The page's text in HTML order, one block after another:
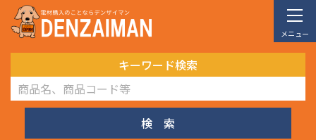
メニュー
キーワード検索
検 索